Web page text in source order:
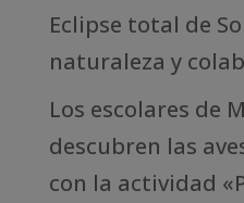
Eclipse total de
naturaleza y
Los escolares de
descubren las
con la actividad